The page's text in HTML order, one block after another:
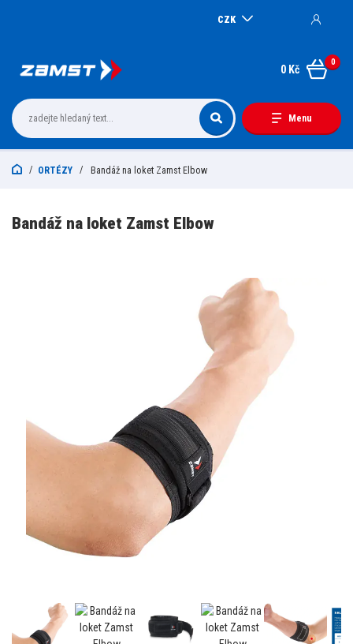
Menu
CZK
0
0 Kč
ORTÉZY Bandáž na loket Zamst Elbow
Bandáž na loket Zamst Elbow